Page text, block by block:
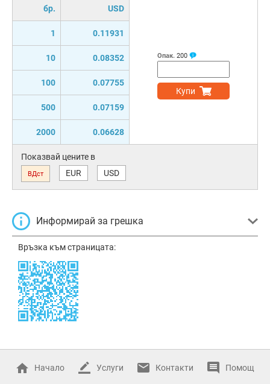
бр. USD
1 0.11931
10 0.08352
100 0.07755
500 0.07159
2000 0.06628
Опак. 200
Купи
Показвай цените в
ВДст EUR USD
Информирай за грешка
Връзка към страницата:
Начало Услуги Контакти Помощ